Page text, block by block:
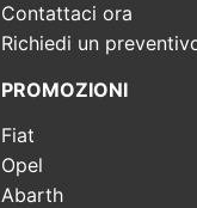
Contattaci ora
Richiedi un
PROMOZIONI
Fiat
Opel
Abarth